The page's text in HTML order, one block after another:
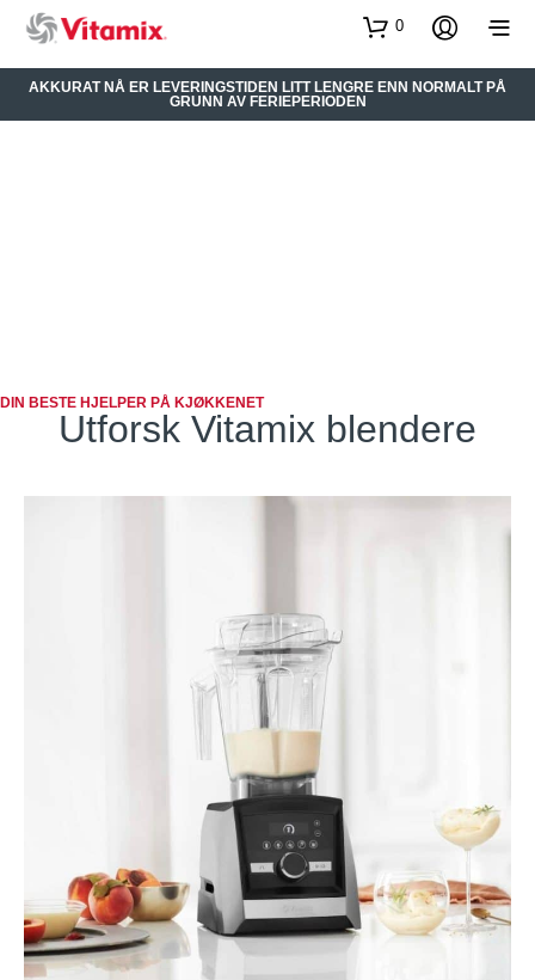
0
AKKURAT NÅ ER LEVERINGSTIDEN LITT LENGRE ENN NORMALT PÅ
GRUNN AV FERIEPERIODEN
DIN BESTE HJELPER PÅ KJØKKENET
Utforsk Vitamix blendere